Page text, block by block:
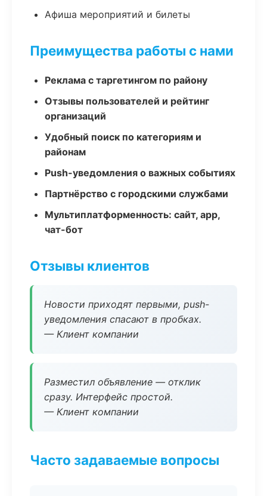
Афиша мероприятий и билеты
Преимущества работы с нами
Реклама с таргетингом по району
Отзывы пользователей и рейтинг
организаций
Удобный поиск по категориям и
районам
Push-уведомления о важных событиях
Партнёрство с городскими службами
Мультиплатформенность: сайт, app,
чат-бот
Отзывы клиентов
Новости приходят первыми, push-
уведомления спасают в пробках.
— Клиент компании
Разместил объявление — отклик
сразу. Интерфейс простой.
— Клиент компании
Часто задаваемые вопросы